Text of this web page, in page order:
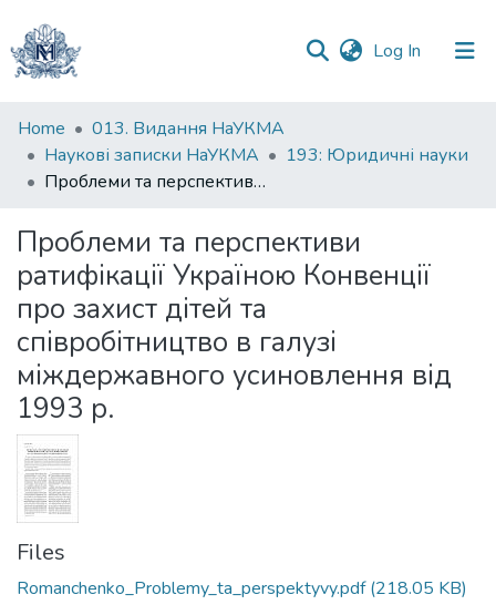
Log In (current)
Communities
&
Collections
Statistics
Home
013. Видання НаУКМА
Наукові записки НаУКМА
193: Юридичні науки
Проблеми та перспективи ратифікації Україною Конвенції про захист дітей та співробітництво в галузі міждержавного усиновлення від 1993 р.
Проблеми та перспективи
ратифікації Україною Конвенції
про захист дітей та
співробітництво в галузі
міждержавного усиновлення від
1993 р.
Files
Romanchenko_Problemy_ta_perspektyvy.pdf(218.05 KB)